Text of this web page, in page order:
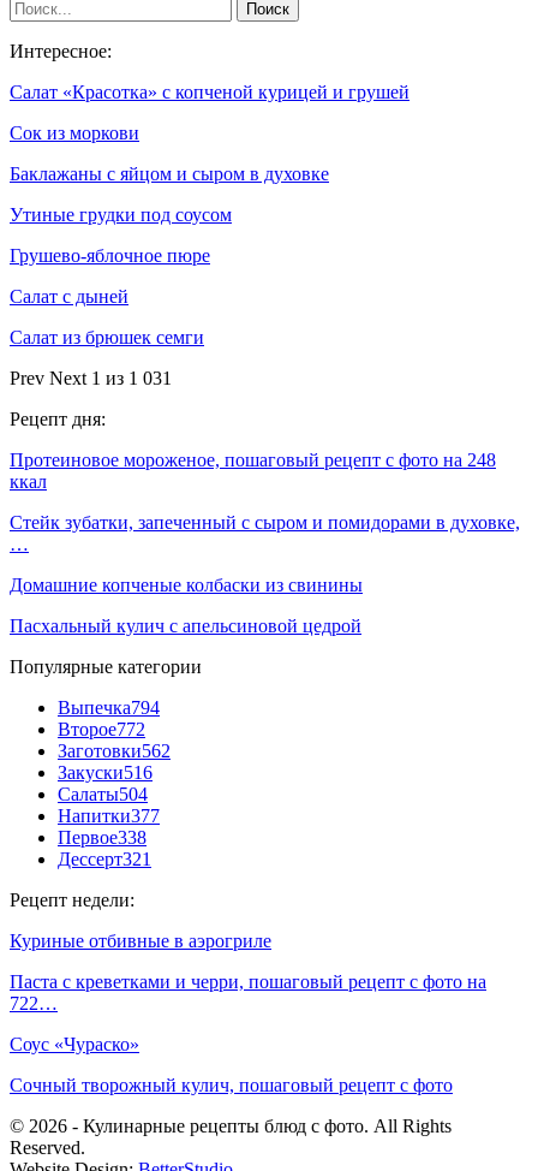
Интересное:
Салат «Красотка» с копченой курицей и грушей
Сок из моркови
Баклажаны с яйцом и сыром в духовке
Утиные грудки под соусом
Грушево-яблочное пюре
Салат с дыней
Салат из брюшек семги
Prev Next 1 из 1 031
Рецепт дня:
Протеиновое мороженое, пошаговый рецепт с фото на 248
ккал
Стейк зубатки, запеченный с сыром и помидорами в духовке,
…
Домашние копченые колбаски из свинины
Пасхальный кулич с апельсиновой цедрой
Популярные категории
Выпечка794
Второе772
Заготовки562
Закуски516
Салаты504
Напитки377
Первое338
Дессерт321
Рецепт недели:
Куриные отбивные в аэрогриле
Паста с креветками и черри, пошаговый рецепт с фото на
722…
Соус «Чураско»
Сочный творожный кулич, пошаговый рецепт с фото
© 2026 - Кулинарные рецепты блюд с фото. All Rights
Reserved.